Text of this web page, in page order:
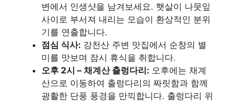
변에서 인생샷을 남겨보세요. 햇살이 나뭇잎
사이로 부서져 내리는 모습이 환상적인 분위
기를 연출합니다.
점심 식사: 강천산 주변 맛집에서 순창의 별
미를 맛보며 잠시 휴식을 취합니다.
오후 2시 – 채계산 출렁다리: 오후에는 채계
산으로 이동하여 출렁다리의 짜릿함과 함께
광활한 단풍 풍경을 만끽합니다. 출렁다리 위